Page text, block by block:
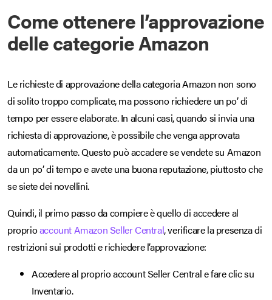
Come ottenere l’approvazione
delle categorie Amazon
Le richieste di approvazione della categoria Amazon non sono
di solito troppo complicate, ma possono richiedere un po’ di
tempo per essere elaborate. In alcuni casi, quando si invia una
richiesta di approvazione, è possibile che venga approvata
automaticamente. Questo può accadere se vendete su Amazon
da un po’ di tempo e avete una buona reputazione, piuttosto che
se siete dei novellini.
Quindi, il primo passo da compiere è quello di accedere al
proprioaccount Amazon Seller Central, verificare la presenza di
restrizioni sui prodotti e richiedere l’approvazione:
Accedere al proprio account Seller Central e fare clic su
Inventario.